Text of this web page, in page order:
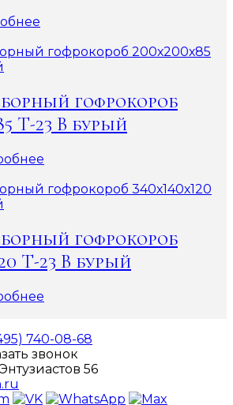
гофрокороб
Т-23 В бурый
гофрокороб
Т-23 В бурый
740-08-68
звонок
56